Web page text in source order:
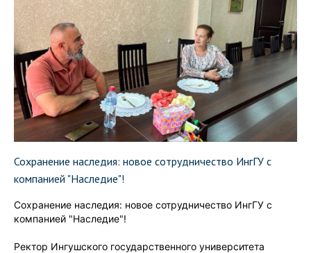
Сохранение наследия: новое сотрудничество ИнгГУ с
компанией "Наследие"!
Сохранение наследия: новое сотрудничество ИнгГУ с
компанией "Наследие"!
Ректор Ингушского государственного университета